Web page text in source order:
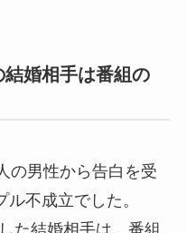
婚相手は番組の
の男性から告白を受
不成立でした。
た結婚相手は、番組